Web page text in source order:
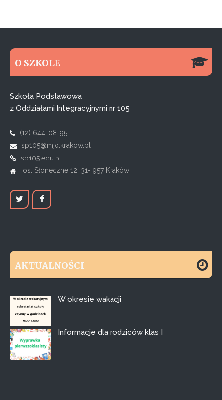
O SZKOLE
Szkoła Podstawowa
z Oddziałami Integracyjnymi nr 105
(12) 644-08-95
sp105@mjo.krakow.pl
sp105.edu.pl
os. Słoneczne 12, 31- 957 Kraków
AKTUALNOŚCI
W okresie wakacji
Informacje dla rodziców klas I